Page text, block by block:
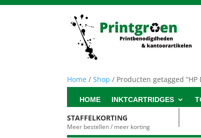
HOME INKTCARTRIDGES
STAFFELKORTING
Meer bestellen / meer korting
Home /Shop / Producten getagged “HP